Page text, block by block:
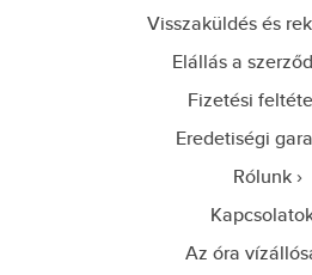
Visszaküldés és
Elállás a
Fizetési
Eredetiségi
Rólunk
Az óra